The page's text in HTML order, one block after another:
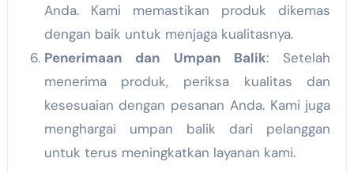
Anda. Kami memastikan produk dikemas
dengan baik untuk menjaga kualitasnya.
Penerimaan dan Umpan Balik: Setelah
menerima produk, periksa kualitas dan
kesesuaian dengan pesanan Anda. Kami juga
menghargai umpan balik dari pelanggan
untuk terus meningkatkan layanan kami.